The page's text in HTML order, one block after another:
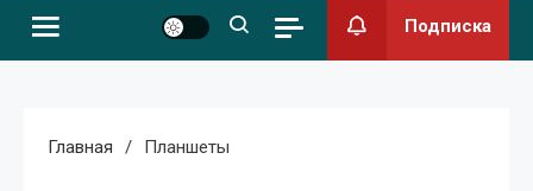
Подписка
Главная Планшеты